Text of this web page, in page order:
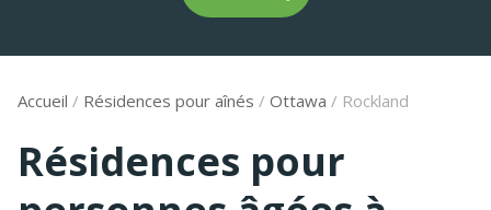
Accueil / Résidences pour aînés / Ottawa / Rockland
Résidences pour